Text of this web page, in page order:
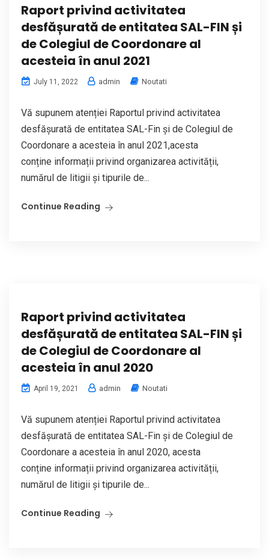
Raport privind activitatea
desfășurată de entitatea SAL-FIN și
de Colegiul de Coordonare al
acesteia în anul 2021
July 11, 2022 admin Noutati
Vă supunem atenției Raportul privind activitatea
desfășurată de entitatea SAL-Fin și de Colegiul de
Coordonare a acesteia în anul 2021,acesta
conține informații privind organizarea activității,
numărul de litigii și tipurile de...
Continue Reading
Raport privind activitatea
desfășurată de entitatea SAL-FIN și
de Colegiul de Coordonare al
acesteia în anul 2020
April 19, 2021 admin Noutati
Vă supunem atenției Raportul privind activitatea
desfășurată de entitatea SAL-Fin și de Colegiul de
Coordonare a acesteia în anul 2020, acesta
conține informații privind organizarea activității,
numărul de litigii și tipurile de...
Continue Reading